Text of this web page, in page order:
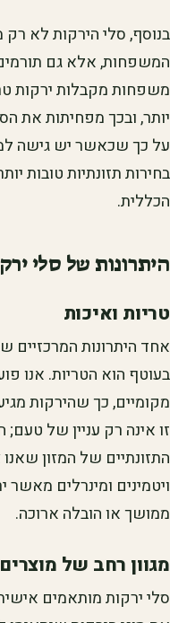
בנוסף, סלי הירקות לא
המשפחות, אלא גם
משפחות מקבלות ירקות
יותר, ובכך מפחיתות את
על כך שכאשר יש גישה
בחירות תזונתיות טובות
הכללית.
היתרונות של סלי
טריות ואיכות
אחד היתרונות המרכזיים
בעוטף הוא הטריות. אנו
מקומיים, כך שהירקות
זו אינה רק עניין של
התזונתיים של המזון
ויטמינים ומינרלים
ממושך או הובלה ארוכה.
מגוון רחב של מוצרים
סלי ירקות מותאמים